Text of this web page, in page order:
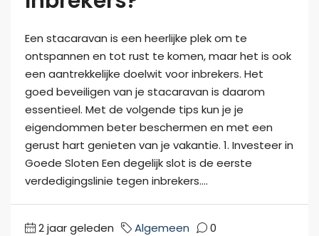
Een stacaravan is een heerlijke plek om te
ontspannen en tot rust te komen, maar het is ook
een aantrekkelijke doelwit voor inbrekers. Het
goed beveiligen van je stacaravan is daarom
essentieel. Met de volgende tips kun je je
eigendommen beter beschermen en met een
gerust hart genieten van je vakantie. 1. Investeer in
Goede Sloten Een degelijk slot is de eerste
verdedigingslinie tegen inbrekers....
2 jaar geleden Algemeen 0